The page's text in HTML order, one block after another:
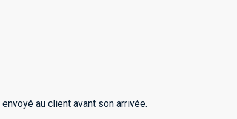
envoyé au client avant son arrivée.